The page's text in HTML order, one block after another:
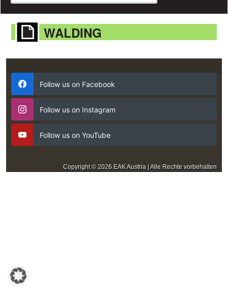
WALDING
Follow us on Facebook
Follow us on Instagram
Follow us on YouTube
Copyright © 2026 EAK Austria | Alle Rechte vorbehalten